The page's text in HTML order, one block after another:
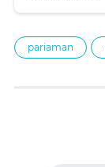
pariaman